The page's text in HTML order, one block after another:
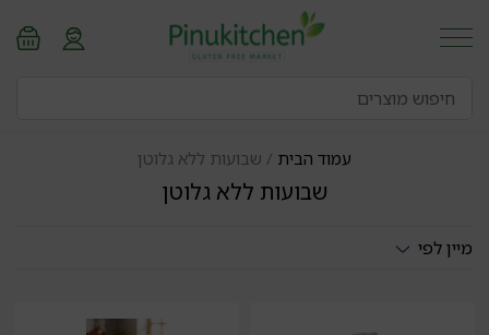
עמוד הבית / שבועות ללא גלוטן
שבועות ללא גלוטן
מיין לפי